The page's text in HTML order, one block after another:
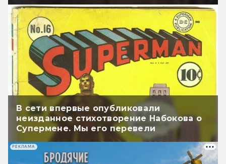
В сети впервые опубликовали
неизданное стихотворение Набокова о
Супермене. Мы его перевели
РЕКЛАМА